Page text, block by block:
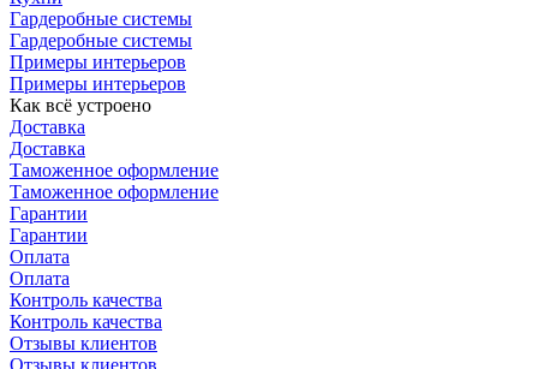
Гардеробные системы
Гардеробные системы
Примеры интерьеров
Примеры интерьеров
Как всё устроено
Доставка
Доставка
Таможенное оформление
Таможенное оформление
Гарантии
Гарантии
Оплата
Оплата
Контроль качества
Контроль качества
Отзывы клиентов
Отзывы клиентов